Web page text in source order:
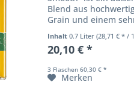
Blend aus
Grain und einem
an Single Malt und
Sein Körper ist
vollmundig. Die Nase
Inhalt 0.7 Liter (28,71 € * /
20,10 € *
3 Flaschen 60,30 € *
Merken